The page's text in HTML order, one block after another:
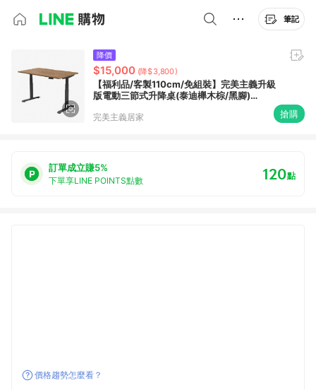
筆記
降價
$15,000 (降$3,800)
【福利品/客製110cm/免組裝】完美主義升級
版電動三節式升降桌(泰迪櫸木棕/黑腳)
完美主義居家 搶購
訂單成立賺5%
下單享LINE POINTS點數 120點
價格趨勢怎麼看？